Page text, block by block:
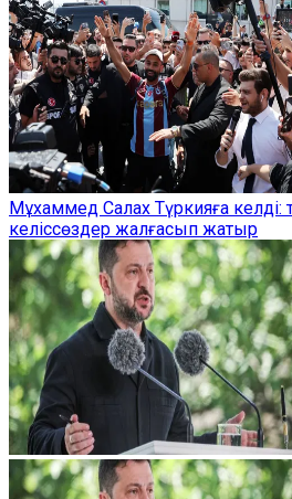
Мұхаммед Салах Түркияға келді:
келіссөздер жалғасып жатыр